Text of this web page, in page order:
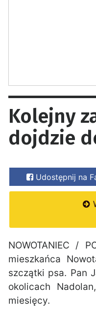
Kolejny
dojdzie
Udostępnij na
NOWOTANIEC /
mieszkańca
szczątki psa. Pan
okolicach
miesięcy.